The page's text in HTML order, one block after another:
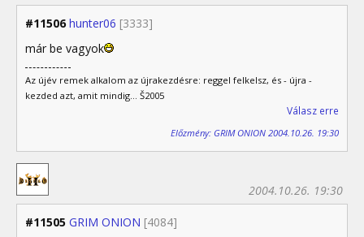
#11506 hunter06 [3333]
már be vagyok
Az újév remek alkalom az újrakezdésre: reggel felkelsz, és - újra -
kezded azt, amit mindig... Š2005
Válasz erre
Előzmény: GRIM ONION 2004.10.26. 19:30
#11505 GRIM ONION [4084]
2004.10.26. 19:30